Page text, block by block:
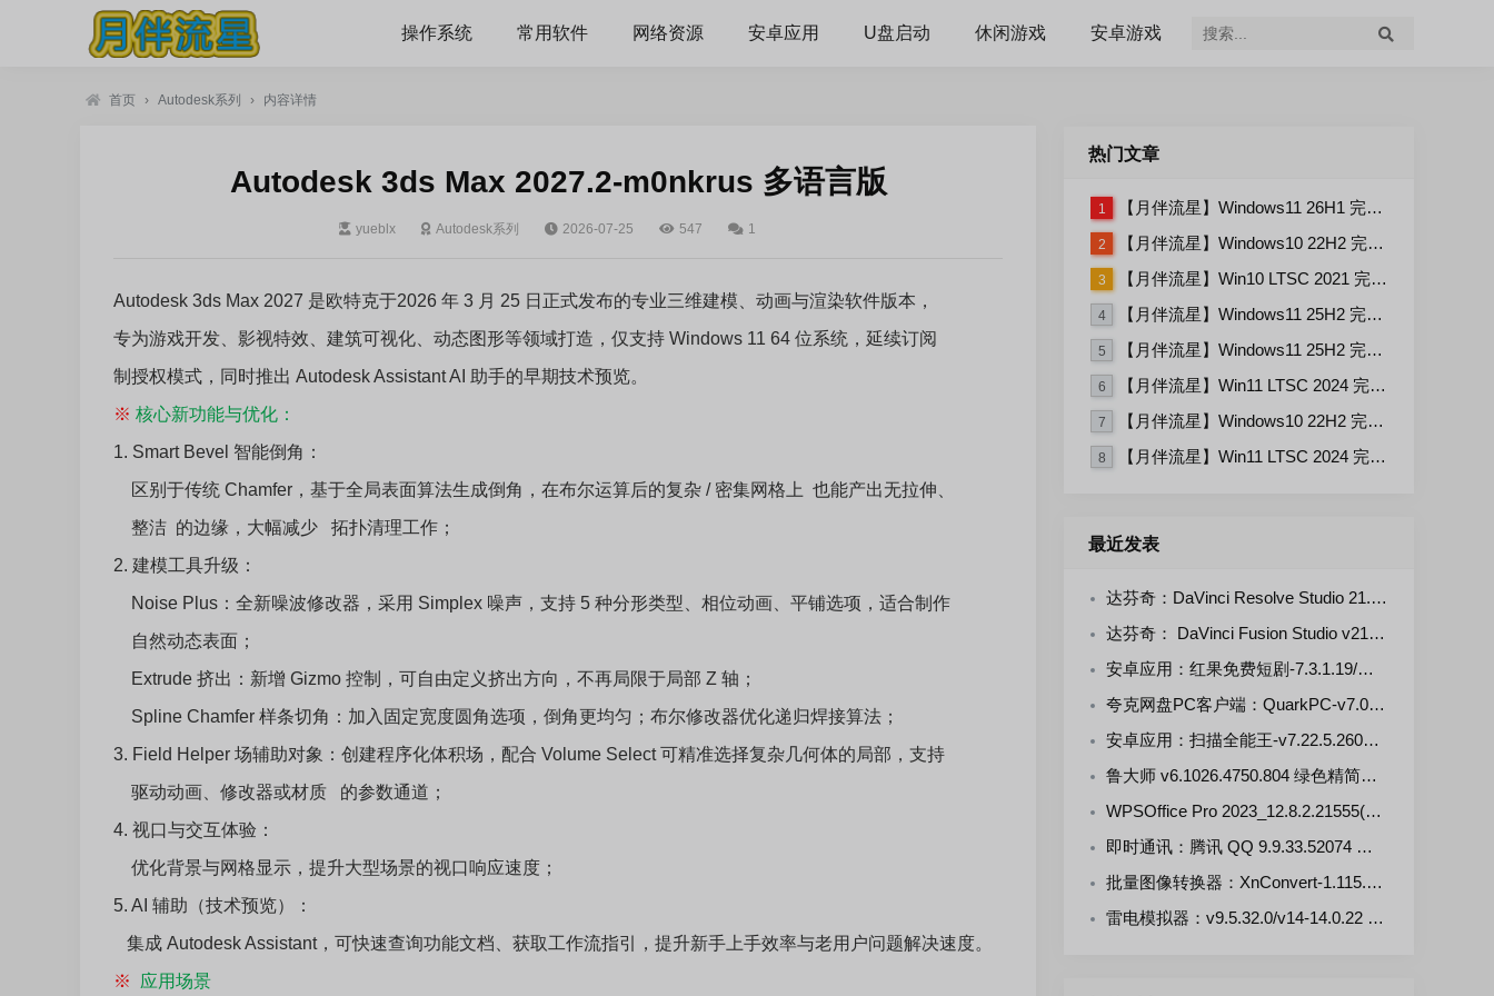
操作系统 常用软件 网络资源 安卓应用 U盘启动 休闲游戏 安卓游戏
首页 › Autodesk系列 › 内容详情
Autodesk 3ds Max 2027.2-m0nkrus 多语言版
yueblx Autodesk系列 2026-07-25 547 1
Autodesk 3ds Max 2027 是欧特克于2026 年 3 月 25 日正式发布的专业三维建模、动画与渲染软件版本，
专为游戏开发、影视特效、建筑可视化、动态图形等领域打造，仅支持 Windows 11 64 位系统，延续订阅
制授权模式，同时推出 Autodesk Assistant AI 助手的早期技术预览。
※ 核心新功能与优化：
1. Smart Bevel 智能倒角：
区别于传统 Chamfer，基于全局表面算法生成倒角，在布尔运算后的复杂 / 密集网格上 也能产出无拉伸、
整洁 的边缘，大幅减少 拓扑清理工作；
2. 建模工具升级：
Noise Plus：全新噪波修改器，采用 Simplex 噪声，支持 5 种分形类型、相位动画、平铺选项，适合制作
自然动态表面；
Extrude 挤出：新增 Gizmo 控制，可自由定义挤出方向，不再局限于局部 Z 轴；
Spline Chamfer 样条切角：加入固定宽度圆角选项，倒角更均匀；布尔修改器优化递归焊接算法；
3. Field Helper 场辅助对象：创建程序化体积场，配合 Volume Select 可精准选择复杂几何体的局部，支持
驱动动画、修改器或材质 的参数通道；
4. 视口与交互体验：
优化背景与网格显示，提升大型场景的视口响应速度；
5. AI 辅助（技术预览）：
集成 Autodesk Assistant，可快速查询功能文档、获取工作流指引，提升新手上手效率与老用户问题解决速度。
※ 应用场景
热门文章
1 【月伴流星】Windows11 26H1 完整+适量精简多合一安装版2026.07
2 【月伴流星】Windows10 22H2 完整+适量精简多合一安装版2026.06
3 【月伴流星】Win10 LTSC 2021 完整+适量精简多合一安装版2026.03
4 【月伴流星】Windows11 25H2 完整+适量精简多合一安装版2026.06
5 【月伴流星】Windows11 25H2 完整+适量精简多合一安装版2026.08
6 【月伴流星】Win11 LTSC 2024 完整+适量精简多合一安装版2026.06
7 【月伴流星】Windows10 22H2 完整+适量精简多合一安装版2026.08
8 【月伴流星】Win11 LTSC 2024 完整+适量精简多合一安装版2026.08
最近发表
达芬奇：DaVinci Resolve Studio 21.0.4.5--KpoJIuK 多语言直装版
达芬奇： DaVinci Fusion Studio v21.0.4.4-KpoJluK 多语言直装版
安卓应用：红果免费短剧-7.3.1.19/漫剧-7.3.1.33 解锁VIP会员版
夸克网盘PC客户端：QuarkPC-v7.0.7.768 去更新绿色版
安卓应用：扫描全能王-v7.22.5.2607250000-VIP 解锁版
鲁大师 v6.1026.4750.804 绿色精简单文件版
WPSOffice Pro 2023_12.8.2.21555(20260806) 雨糖科技特别版
即时通讯：腾讯 QQ 9.9.33.52074 官方正式版
批量图像转换器：XnConvert-1.115.0.0 多语言免费版
雷电模拟器：v9.5.32.0/v14-14.0.22 去广告绿色版